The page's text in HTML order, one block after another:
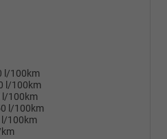
l/100km
l/100km
l/100km
l/100km
l/100km